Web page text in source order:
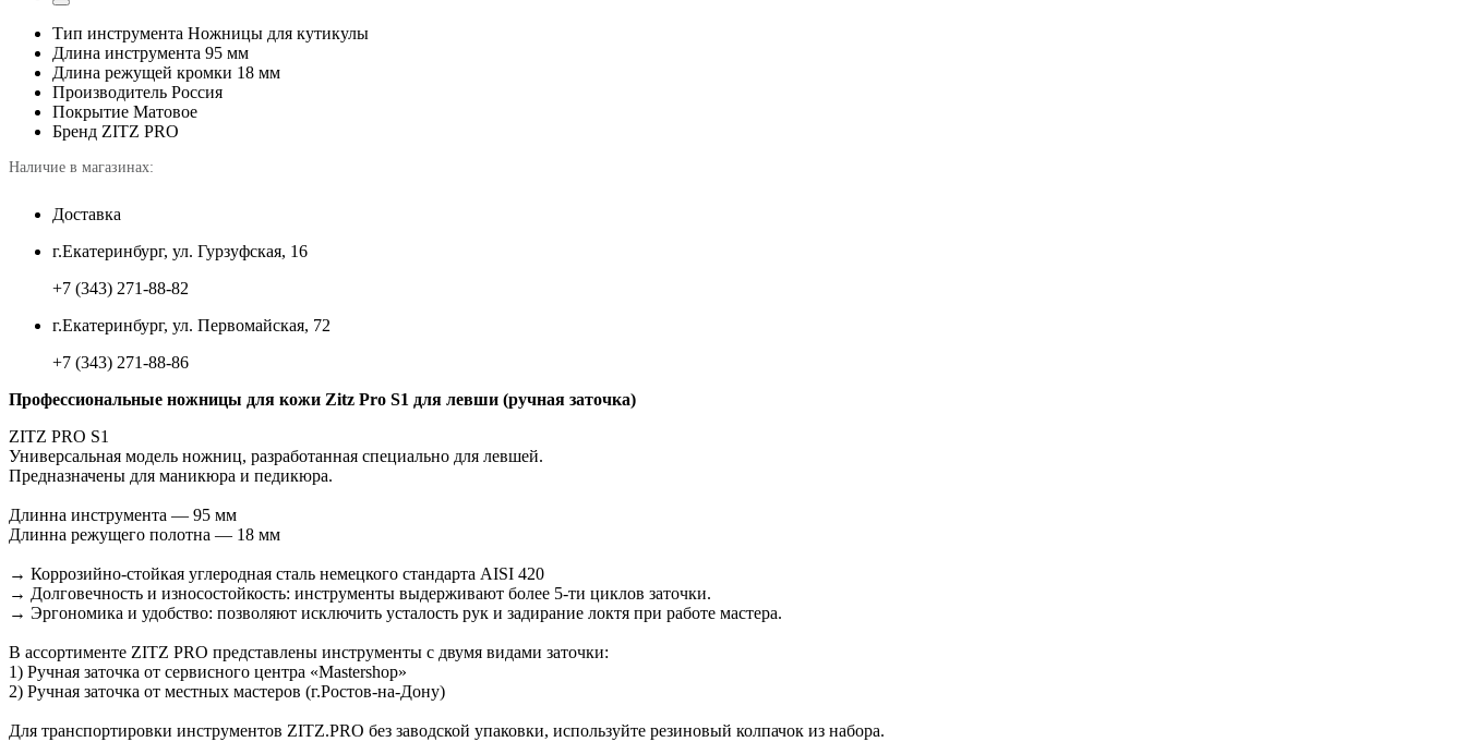
Тип инструмента Ножницы для кутикулы
Длина инструмента 95 мм
Длина режущей кромки 18 мм
Производитель Россия
Покрытие Матовое
Бренд ZITZ PRO
Наличие в магазинах:
Доставка
г.Екатеринбург, ул. Гурзуфская, 16
+7 (343) 271-88-82
г.Екатеринбург, ул. Первомайская, 72
+7 (343) 271-88-86
Профессиональные ножницы для кожи Zitz Pro S1 для левши (ручная заточка)
ZITZ PRO S1
Универсальная модель ножниц, разработанная специально для левшей.
Предназначены для маникюра и педикюра.
Длинна инструмента — 95 мм
Длинна режущего полотна — 18 мм
→ Коррозийно-стойкая углеродная сталь немецкого стандарта AISI 420
→ Долговечность и износостойкость: инструменты выдерживают более 5-ти циклов заточки.
→ Эргономика и удобство: позволяют исключить усталость рук и задирание локтя при работе мастера.
В ассортименте ZITZ PRO представлены инструменты с двумя видами заточки:
1) Ручная заточка от сервисного центра «Mastershop»
2) Ручная заточка от местных мастеров (г.Ростов-на-Дону)
Для транспортировки инструментов ZITZ.PRO без заводской упаковки, используйте резиновый колпачок из набора.